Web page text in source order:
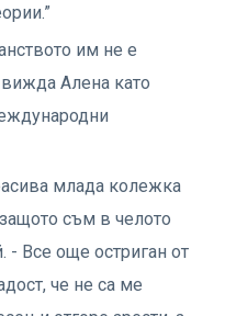
им не е
вижда Алена като
млада колежка
съм в челото
- Все още остриган от
че не са ме